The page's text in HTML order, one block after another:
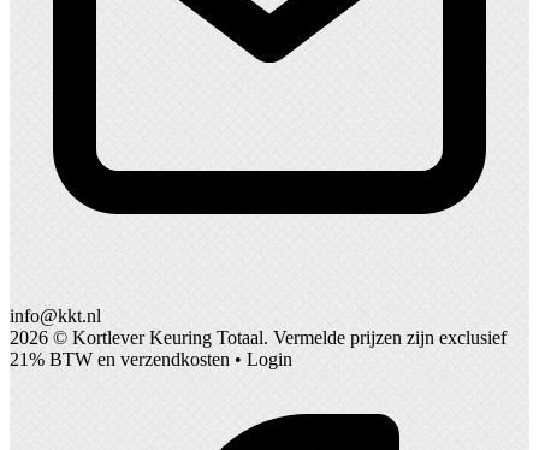
info@kkt.nl
2026 © Kortlever Keuring Totaal. Vermelde prijzen zijn exclusief
21% BTW en verzendkosten • Login